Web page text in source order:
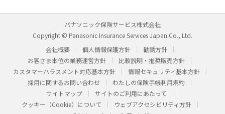
パナソニック保険サービス株式会社
Copyright © Panasonic Insurance Services Japan Co., Ltd.
会社概要
個人情報保護方針
勧誘方針
お客さま本位の業務運営方針
比較説明・推奨販売方針
カスタマーハラスメント対応基本方針
情報セキュリティ基本方針
採用に関するお問い合わせ
わたしの保険手帳利用規約
サイトマップ
サイトのご利用にあたって
クッキー（Cookie）について
ウェブアクセシビリティ方針